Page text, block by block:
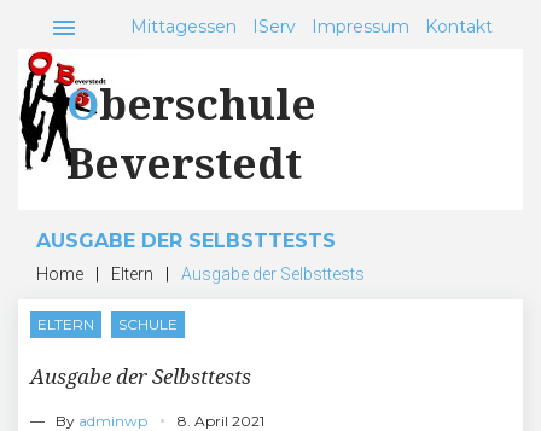
content
Mittagessen IServ Impressum Kontakt
Oberschule
Beverstedt
menu
AUSGABE DER SELBSTTESTS
Home Eltern Ausgabe der Selbsttests
ELTERN SCHULE
Ausgabe der Selbsttests
— By adminwp 8. April 2021